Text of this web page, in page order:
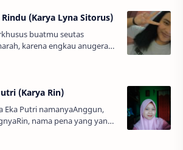
(Karya Lyna Sitorus)
buatmu seutas
karena engkau anugerah
barisan hariku penuh
senyum ka…
(Karya Rin)
Eka Putri namanyaAnggun,
nama pena yang yang
tangguhNamun,
apa yang dij…